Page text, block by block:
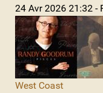
24 Avr 2026 21:32 -
West Coast